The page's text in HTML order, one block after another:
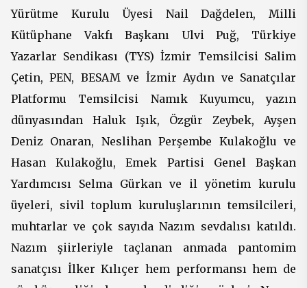
Yürütme Kurulu Üyesi Nail Dağdelen, Milli
Kütüphane Vakfı Başkanı Ulvi Puğ, Türkiye
Yazarlar Sendikası (TYS) İzmir Temsilcisi Salim
Çetin, PEN, BESAM ve İzmir Aydın ve Sanatçılar
Platformu Temsilcisi Namık Kuyumcu, yazın
dünyasından Haluk Işık, Özgür Zeybek, Ayşen
Deniz Onaran, Neslihan Perşembe Kulakoğlu ve
Hasan Kulakoğlu, Emek Partisi Genel Başkan
Yardımcısı Selma Gürkan ve il yönetim kurulu
üyeleri, sivil toplum kuruluşlarının temsilcileri,
muhtarlar ve çok sayıda Nazım sevdalısı katıldı.
Nazım şiirleriyle taçlanan anmada pantomim
sanatçısı İlker Kılıçer hem performansı hem de